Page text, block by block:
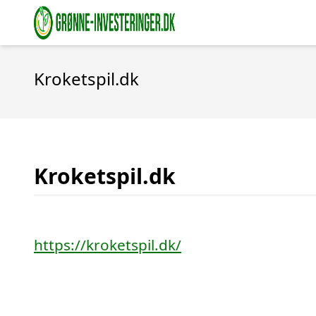
Kroketspil.dk
Kroketspil.dk
https://kroketspil.dk/